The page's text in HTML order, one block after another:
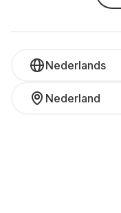
Nederlands
Nederland